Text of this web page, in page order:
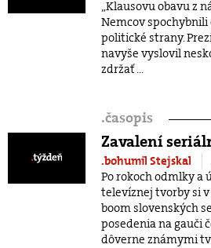
„Klausovu obavu z
Nemcov
politické strany.
navyše vyslovil
zdržať ...
.časopis
Zavalení
.bohumil Stejskal
Po rokoch odmlky a
televíznej tvorby si
boom slovenských
posedenia na gauči
dôverne známymi